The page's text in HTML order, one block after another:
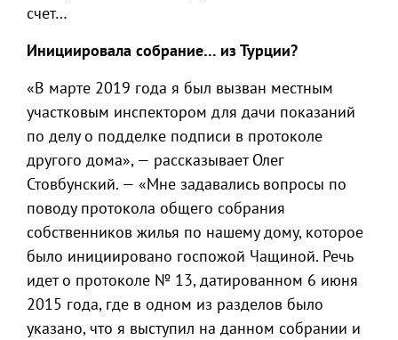
счет…
Инициировала собрание… из Турции?
«В марте 2019 года я был вызван местным
участковым инспектором для дачи показаний
по делу о подделке подписи в протоколе
другого дома», — рассказывает Олег
Стовбунский. — «Мне задавались вопросы по
поводу протокола общего собрания
собственников жилья по нашему дому, которое
было инициировано госпожой Чащиной. Речь
идет о протоколе № 13, датированном 6 июня
2015 года, где в одном из разделов было
указано, что я выступил на данном собрании и